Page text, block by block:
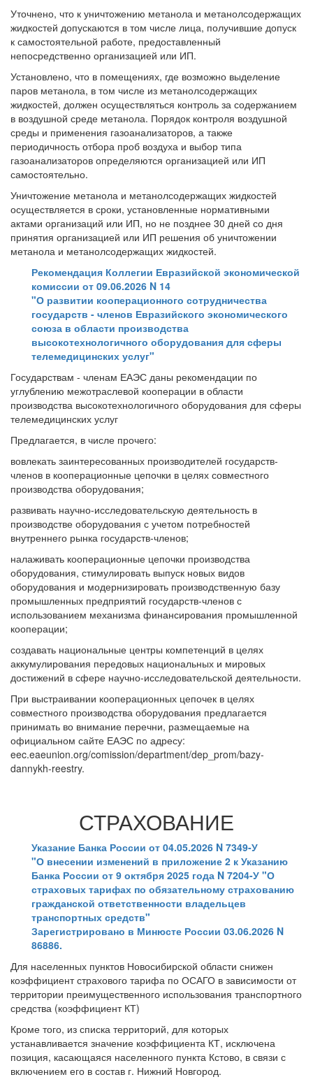
Уточнено, что к уничтожению метанола и метанолсодержащих
жидкостей допускаются в том числе лица, получившие допуск
к самостоятельной работе, предоставленный
непосредственно организацией или ИП.
Установлено, что в помещениях, где возможно выделение
паров метанола, в том числе из метанолсодержащих
жидкостей, должен осуществляться контроль за содержанием
в воздушной среде метанола. Порядок контроля воздушной
среды и применения газоанализаторов, а также
периодичность отбора проб воздуха и выбор типа
газоанализаторов определяются организацией или ИП
самостоятельно.
Уничтожение метанола и метанолсодержащих жидкостей
осуществляется в сроки, установленные нормативными
актами организаций или ИП, но не позднее 30 дней со дня
принятия организацией или ИП решения об уничтожении
метанола и метанолсодержащих жидкостей.
Рекомендация Коллегии Евразийской экономической
комиссии от 09.06.2026 N 14
"О развитии кооперационного сотрудничества
государств - членов Евразийского экономического
союза в области производства
высокотехнологичного оборудования для сферы
телемедицинских услуг"
Государствам - членам ЕАЭС даны рекомендации по
углублению межотраслевой кооперации в области
производства высокотехнологичного оборудования для сферы
телемедицинских услуг
Предлагается, в числе прочего:
вовлекать заинтересованных производителей государств-
членов в кооперационные цепочки в целях совместного
производства оборудования;
развивать научно-исследовательскую деятельность в
производстве оборудования с учетом потребностей
внутреннего рынка государств-членов;
налаживать кооперационные цепочки производства
оборудования, стимулировать выпуск новых видов
оборудования и модернизировать производственную базу
промышленных предприятий государств-членов с
использованием механизма финансирования промышленной
кооперации;
создавать национальные центры компетенций в целях
аккумулирования передовых национальных и мировых
достижений в сфере научно-исследовательской деятельности.
При выстраивании кооперационных цепочек в целях
совместного производства оборудования предлагается
принимать во внимание перечни, размещаемые на
официальном сайте ЕАЭС по адресу:
eec.eaeunion.org/comission/department/dep_prom/bazy-
dannykh-reestry.
СТРАХОВАНИЕ
Указание Банка России от 04.05.2026 N 7349-У
"О внесении изменений в приложение 2 к Указанию
Банка России от 9 октября 2025 года N 7204-У "О
страховых тарифах по обязательному страхованию
гражданской ответственности владельцев
транспортных средств"
Зарегистрировано в Минюсте России 03.06.2026 N
86886.
Для населенных пунктов Новосибирской области снижен
коэффициент страхового тарифа по ОСАГО в зависимости от
территории преимущественного использования транспортного
средства (коэффициент КТ)
Кроме того, из списка территорий, для которых
устанавливается значение коэффициента КТ, исключена
позиция, касающаяся населенного пункта Кстово, в связи с
включением его в состав г. Нижний Новгород.